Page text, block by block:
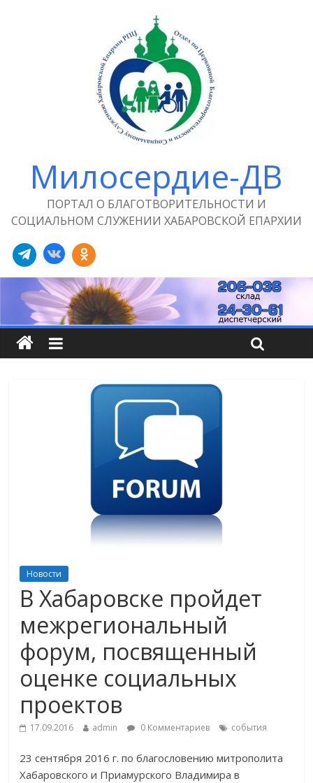
Милосердие-ДВ
ПОРТАЛ О БЛАГОТВОРИТЕЛЬНОСТИ И
СОЦИАЛЬНОМ СЛУЖЕНИИ ХАБАРОВСКОЙ ЕПАРХИИ
Новости
В Хабаровске пройдет
межрегиональный
форум, посвященный
оценке социальных
проектов
17.09.2016 admin 0 Комментариев события
23 сентября 2016 г. по благословению митрополита
Хабаровского и Приамурского Владимира в